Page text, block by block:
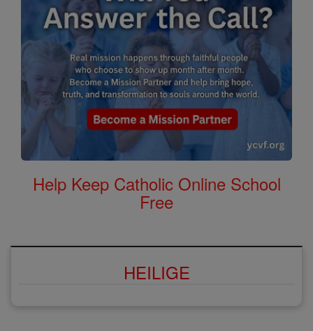
Help Keep Catholic Online School
Free
HEILIGE